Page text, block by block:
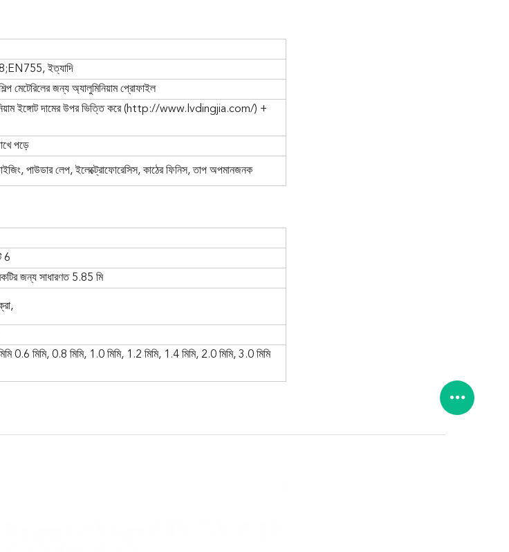
ইত্যাদি
মেটেরিলের জন্য অ্যালুমিনিয়াম প্রোফাইল
ইঙ্গোট দামের উপর ভিত্তি করে (http://www.lvdingjia.com/) +
পড়ে
পাউডার লেপ, ইলেক্ট্রোফোরেসিস, কাঠের ফিনিস, তাপ অপমানজনক
6
জন্য সাধারণত 5.85 মি
0.6 মিমি, 0.8 মিমি, 1.0 মিমি, 1.2 মিমি, 1.4 মিমি, 2.0 মিমি, 3.0 মিমি